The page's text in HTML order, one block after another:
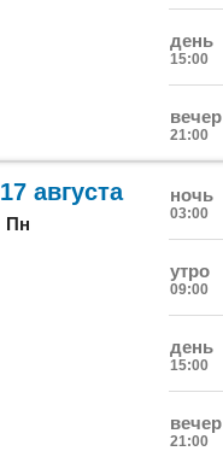
день
15:00
вечер
21:00
17 августа
Пн
ночь
03:00
утро
09:00
день
15:00
вечер
21:00